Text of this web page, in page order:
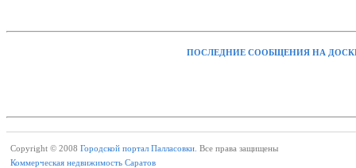
ПОСЛЕДНИЕ СООБЩЕНИЯ НА
Copyright © 2008 Городской портал Палласовки. Все права защищены
Коммерческая недвижимость Саратов